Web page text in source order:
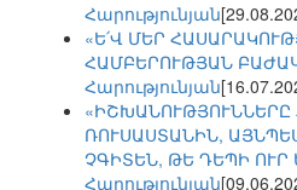
Հարությունյան
«Ե՛Վ ՄԵՐ
ՀԱՄԲԵՐՈՒԹՅԱՆ
Հարությունյան
«ԻՇԽԱՆՈՒԹՅՈՒՆՆԵՐԸ
ՌՈՒՍԱՍՏԱՆԻՆ,
ՉԳԻՏԵՆ, ԹԵ ԴԵՊԻ ՈՒՐ
Հարությունյան